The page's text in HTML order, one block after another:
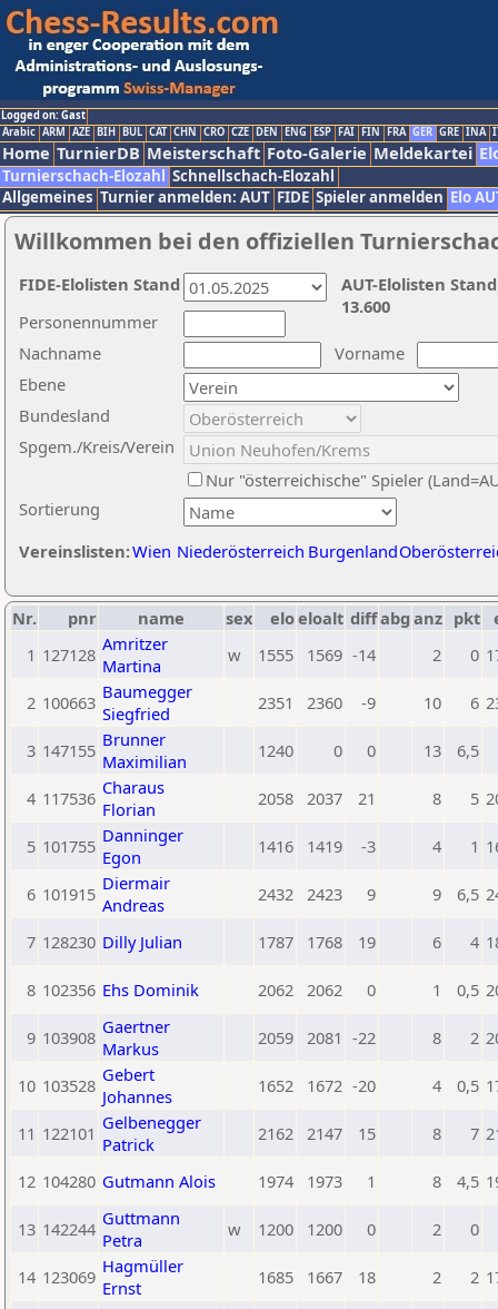
Logged on: Gast
Arabic ARM AZE BIH BUL CAT CHN CRO CZE DEN ENG ESP FAI FIN FRA GER GRE INA
Home TurnierDB Meisterschaft Foto-Galerie Meldekartei
Turnierschach-Elozahl Schnellschach-Elozahl
Allgemeines Turnier anmelden: AUT FIDE Spieler anmelden Elo
Willkommen bei den offiziellen
Nachname
Vorname
Ebene
Sortierung
Personennummer
Bundesland
Spgem./Kreis/Verein
Nur "österreichische" Spieler
Vereinslisten:Wien Niederösterreich Burgenland
AUT-Elolisten
13.600
FIDE-Elolisten Stand
Nr. pnr name sex eloeloalt diffabg anz pkt
1 127128 Amritzer
Martina
w 1555 1569 -14 2 0
2 100663 Baumegger
Siegfried
2351 2360 -9 10 6
3 147155 Brunner
Maximilian
1240 0 0 13 6,5
4 117536 Charaus
Florian
2058 2037 21 8 5
5 101755 Danninger
Egon
1416 1419 -3 4 1
6 101915 Diermair
Andreas
2432 2423 9 9 6,5
7 128230 Dilly Julian 1787 1768 19 6 4
8 102356 Ehs Dominik 2062 2062 0 1 0,5
9 103908 Gaertner
Markus
2059 2081 -22 8 2
10 103528 Gebert
Johannes
1652 1672 -20 4 0,5
11 122101 Gelbenegger
Patrick
2162 2147 15 8 7
12 104280 Gutmann Alois 1974 1973 1 8 4,5
13 142244 Guttmann
Petra
w 1200 1200 0 2 0
14 123069 Hagmüller
Ernst
1685 1667 18 2 2